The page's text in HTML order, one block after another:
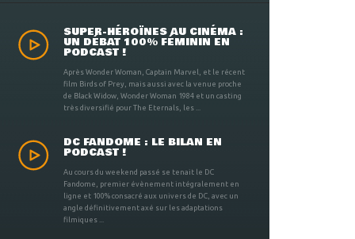
SUPER-HÉROÏNES AU CINÉMA :
UN DÉBAT 100% FÉMININ EN
PODCAST !
Après Wonder Woman, Captain Marvel, et le récent
film Birds of Prey, mais aussi avec la venue proche
de Black Widow, Wonder Woman 1984 et un casting
très diversifié pour The Eternals, les ...
DC FANDOME : LE BILAN EN
PODCAST !
Au cours du weekend passé se tenait le DC
Fandome, premier évènement intégralement en
ligne et 100% consacré aux univers de DC, avec un
angle définitivement axé sur les adaptations
filmiques ...